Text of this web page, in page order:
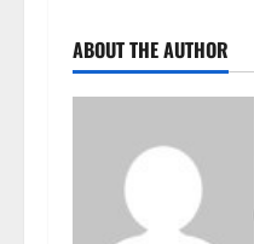
ABOUT THE AUTHOR